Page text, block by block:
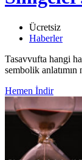
Ücretsiz
Haberler
Tasavvufta hangi
sembolik
Hemen İndir